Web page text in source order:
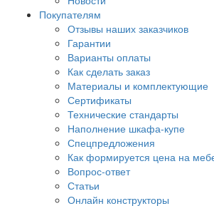
Покупателям
Отзывы наших заказчиков
Гарантии
Варианты оплаты
Как сделать заказ
Материалы и комплектующие
Сертификаты
Технические стандарты
Наполнение шкафа-купе
Спецпредложения
Как формируется цена на
Вопрос-ответ
Статьи
Онлайн конструкторы